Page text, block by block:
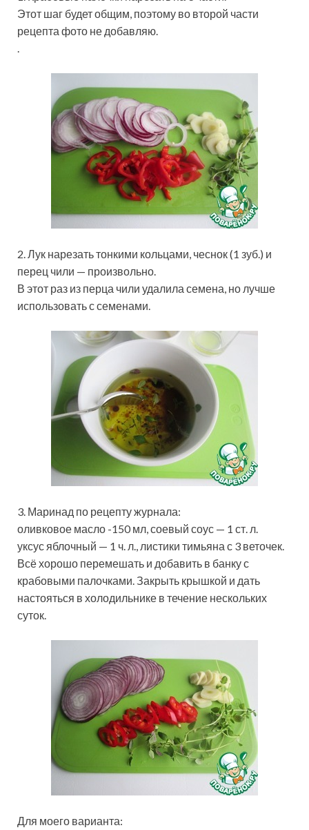
Этот шаг будет общим, поэтому во второй части
рецепта фото не добавляю.
.
2. Лук нарезать тонкими кольцами, чеснок (1 зуб.) и
перец чили — произвольно.
В этот раз из перца чили удалила семена, но лучше
использовать с семенами.
3. Маринад по рецепту журнала:
оливковое масло -150 мл, соевый соус — 1 ст. л.
уксус яблочный — 1 ч. л., листики тимьяна с 3 веточек.
Всё хорошо перемешать и добавить в банку с
крабовыми палочками. Закрыть крышкой и дать
настояться в холодильнике в течение нескольких
суток.
Для моего варианта: